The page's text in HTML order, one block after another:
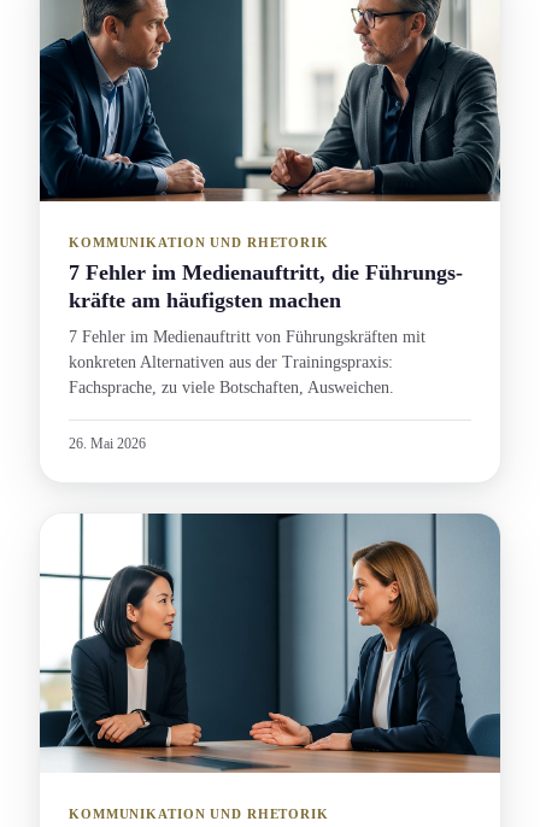
KOMMUNIKATION UND RHETORIK
7 Fehler im Medienauftritt, die Führungs­
kräfte am häufigsten machen
7 Fehler im Medienauftritt von Führungs­kräften mit
konkreten Alternativen aus der Trainingspraxis:
Fachsprache, zu viele Botschaft­en, Ausweichen.
26. Mai 2026
KOMMUNIKATION UND RHETORIK